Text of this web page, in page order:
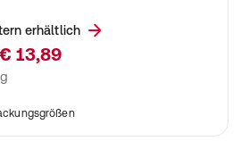
VOLLGRAN Weizenkeime sind eine
erhältlich
€ 13,89